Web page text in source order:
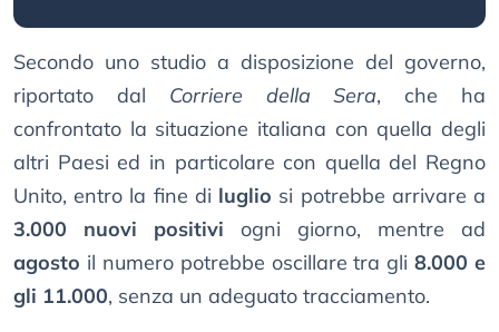
Secondo uno studio a disposizione del governo,
riportato dal Corriere della Sera, che ha
confrontato la situazione italiana con quella degli
altri Paesi ed in particolare con quella del Regno
Unito, entro la fine di luglio si potrebbe arrivare a
3.000 nuovi positivi ogni giorno, mentre ad
agosto il numero potrebbe oscillare tra gli8.000 e
gli 11.000, senza un adeguato tracciamento.